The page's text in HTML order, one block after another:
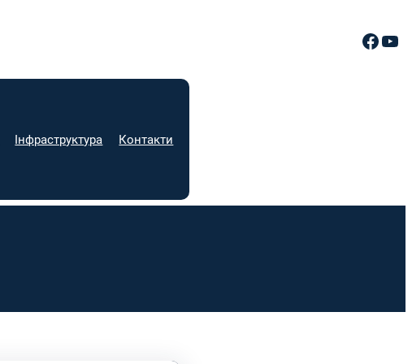
Facebook YouTube
Інфраструктура Контакти